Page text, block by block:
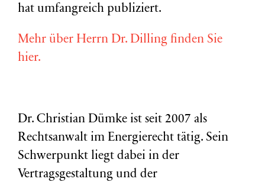
hat umfangreich publiziert.
Mehr über Herrn Dr. Dilling finden Sie
hier.
Dr. Christian Dümke ist seit 2007 als
Rechtsanwalt im Energierecht tätig. Sein
Schwerpunkt liegt dabei in der
Vertragsgestaltung und der